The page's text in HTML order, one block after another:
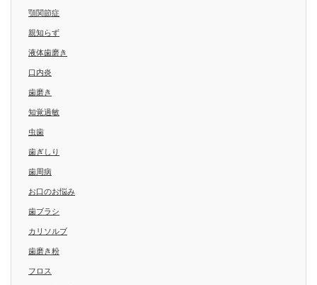
顎関節症
親知らず
液体歯磨き
口内炎
歯磨き
知覚過敏
虫歯
歯ぎしり
歯周病
お口のお悩み
歯ブラシ
カリソルブ
歯磨き粉
フロス